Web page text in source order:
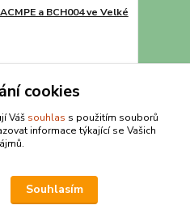
a BCH004 ve Velké
do košíku
z 1
cookies
Váš souhlas s použitím souborů
informace týkající se Vašich
Souhlasím